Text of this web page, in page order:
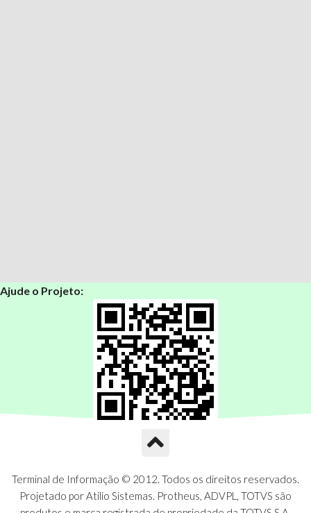
Ajude o Projeto:
Terminal de Informação © 2012. Todos os direitos reservados.
Projetado por Atilio Sistemas. Protheus, ADVPL, TOTVS são